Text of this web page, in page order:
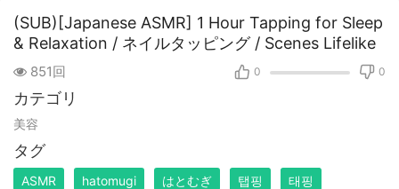
(SUB)[Japanese ASMR] 1 Hour Tapping for Sleep
& Relaxation / ネイルタッピング / Scenes Lifelike
0 0
851回
カテゴリ
美容
タグ
ASMR hatomugi はとむぎ 탭핑
태핑